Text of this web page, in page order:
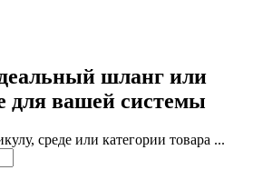
шланг или
для вашей системы
среде или категории товара ...